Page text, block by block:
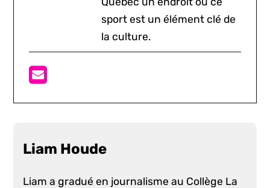
sport est un élément clé de
la culture.
Liam Houde
Liam a gradué en journalisme au Collège La